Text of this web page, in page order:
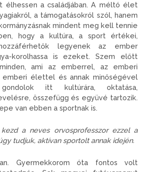
a családjában. A méltó élet
a támogatásokról szól, hanem
mindent meg kell tennie
hogy a kultúra, a sport értékei,
legyenek az ember
korolhassa is ezeket. Szem előtt
ami az emberrel, az emberi
élettel és annak minőségével
gondolok itt kultúrára, oktatása,
összefügg és együvé tartozik.
van ebben a sportnak is.
a neves orvosprofesszor ezzel a
tudjuk, aktívan sportolt annak idején.
Gyermekkorom óta fontos volt